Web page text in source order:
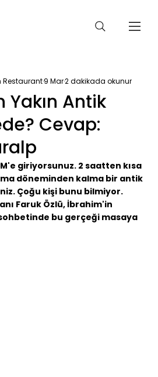
Yakın Antik
Cevap:
Restaurant9 Mar2 dakikada okunur
giriyorsunuz. 2 saatten kısa
döneminden kalma bir antik
Çoğu kişi bunu bilmiyor.
Faruk Özlü, İbrahim'in
bu gerçeği masaya